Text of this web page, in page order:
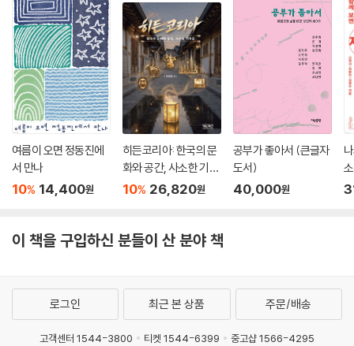
여름이 오면 정동진에
서 만나
10% 14,400원
히든코리아: 한국의 문
화와 공간, 사소한 기적
들
10% 26,820원
공부가 좋아서 (큰글자
도서)
40,000원
이 책을 구입하신 분들이 산 분야 책
로그인 최근 본 상품 주문/배송
고객센터 1544-3800 티켓 1544-6399 중고샵 1566-4295